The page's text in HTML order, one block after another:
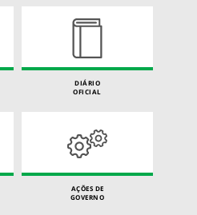
DIÁRIO
OFICIAL
AÇÕES DE
GOVERNO